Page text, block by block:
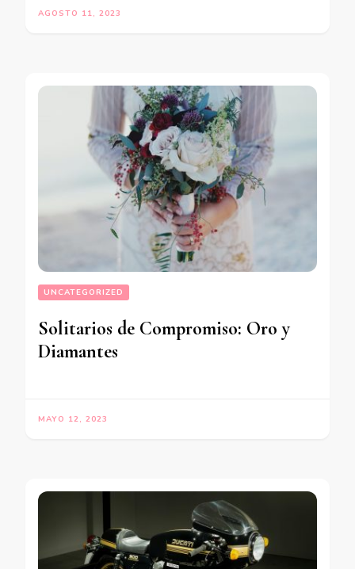
AGOSTO 11, 2023
UNCATEGORIZED
Solitarios de Compromiso: Oro y
Diamantes
MAYO 12, 2023